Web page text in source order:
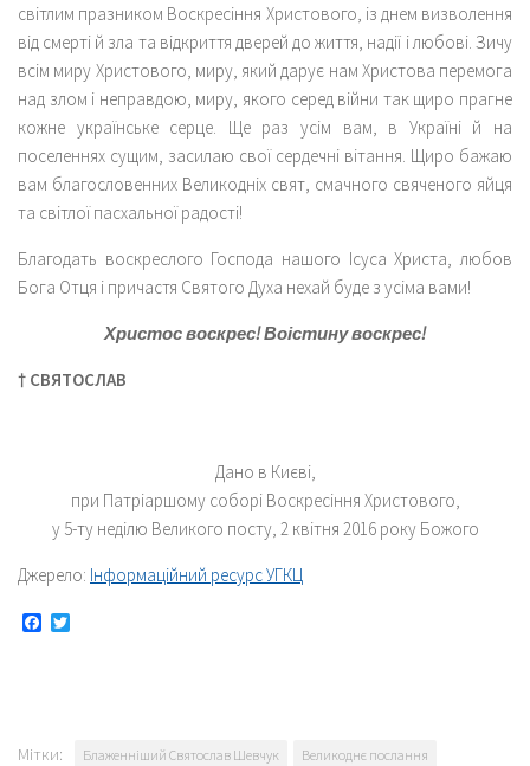
світлим празником Воскресіння Христового, із днем визволення
від смерті й зла та відкриття дверей до життя, надії і любові. Зичу
всім миру Христового, миру, який дарує нам Христова перемога
над злом і неправдою, миру, якого серед війни так щиро прагне
кожне українське серце. Ще раз усім вам, в Україні й на
поселеннях сущим, засилаю свої сердечні вітання. Щиро бажаю
вам благословенних Великодніх свят, смачного свяченого яйця
та світлої пасхальної радості!
Благодать воскреслого Господа нашого Ісуса Христа, любов
Бога Отця і причастя Святого Духа нехай буде з усіма вами!
Христос воскрес! Воістину воскрес!
† СВЯТОСЛАВ
Дано в Києві,
при Патріаршому соборі Воскресіння Христового,
у 5-ту неділю Великого посту, 2 квітня 2016 року Божого
Джерело: Інформаційний ресурс УГКЦ
Facebook
Мітки: Блаженніший Святослав Шевчук Великоднє послання